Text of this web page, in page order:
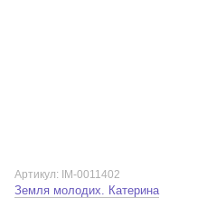
Артикул: IM-0011402
Земля молодих. Катерина